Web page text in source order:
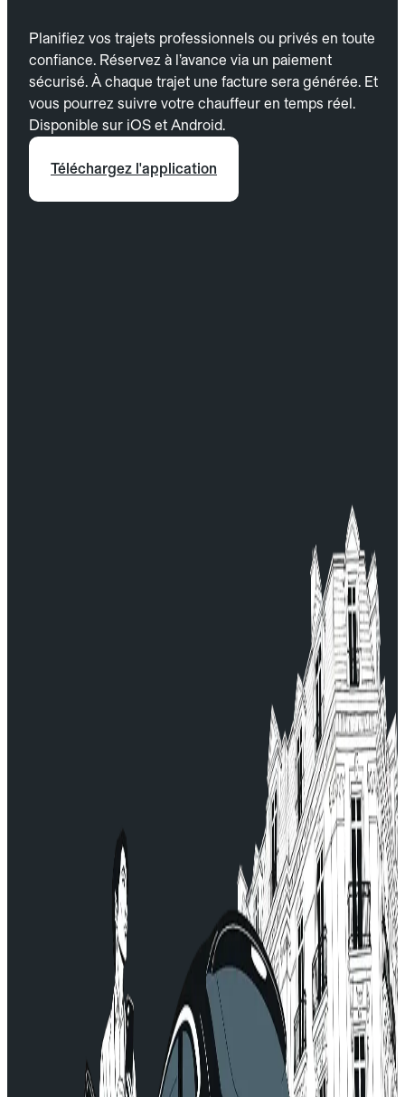
Planifiez vos trajets professionnels ou privés en toute
confiance. Réservez à l’avance via un paiement
sécurisé. À chaque trajet une facture sera générée. Et
vous pourrez suivre votre chauffeur en temps réel.
Disponible sur iOS et Android.
Téléchargez l'application